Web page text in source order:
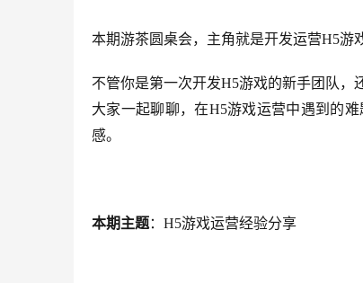
本期游茶圆桌会，主角就是开发运营H5游
不管你是第一次开发H5游戏的新手团队，
大家一起聊聊，在H5游戏运营中遇到的
感。
本期主题： H5游戏运营经验分享